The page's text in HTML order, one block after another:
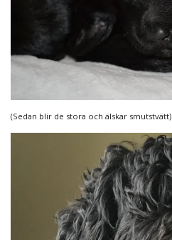
(Sedan blir de stora och älskar smutstvätt)